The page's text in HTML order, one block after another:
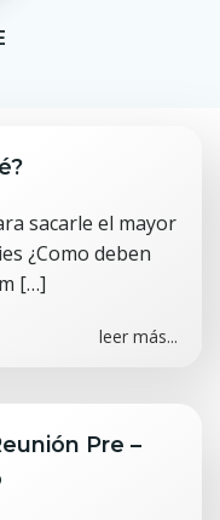
sacarle el mayor
¿Como deben
[…]
leer más...
Pre –